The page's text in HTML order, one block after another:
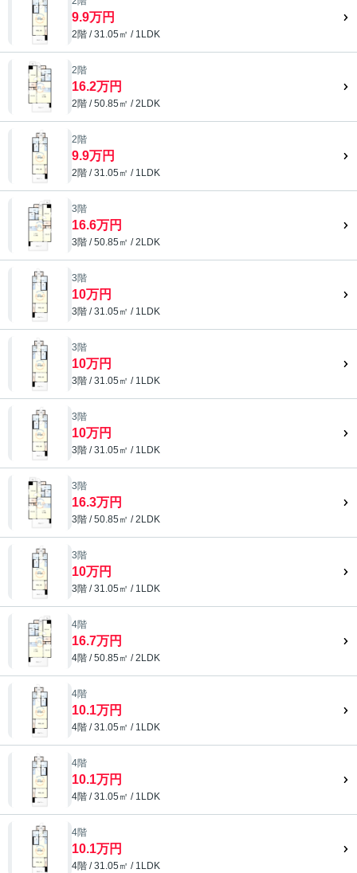
9.9万円
2階 / 31.05㎡ / 1LDK
2階
16.2万円
2階 / 50.85㎡ / 2LDK
2階
9.9万円
2階 / 31.05㎡ / 1LDK
3階
16.6万円
3階 / 50.85㎡ / 2LDK
3階
10万円
3階 / 31.05㎡ / 1LDK
3階
10万円
3階 / 31.05㎡ / 1LDK
3階
10万円
3階 / 31.05㎡ / 1LDK
3階
16.3万円
3階 / 50.85㎡ / 2LDK
3階
10万円
3階 / 31.05㎡ / 1LDK
4階
16.7万円
4階 / 50.85㎡ / 2LDK
4階
10.1万円
4階 / 31.05㎡ / 1LDK
4階
10.1万円
4階 / 31.05㎡ / 1LDK
4階
10.1万円
4階 / 31.05㎡ / 1LDK